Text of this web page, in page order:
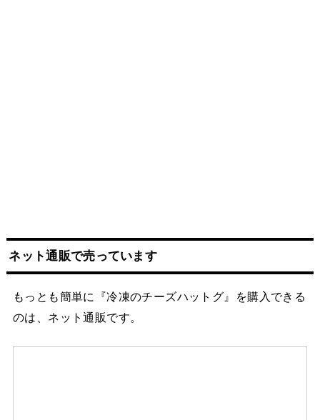
ネット通販で売っています
もっとも簡単に『冷凍のチーズハットグ』を購入できる
のは、ネット通販です。